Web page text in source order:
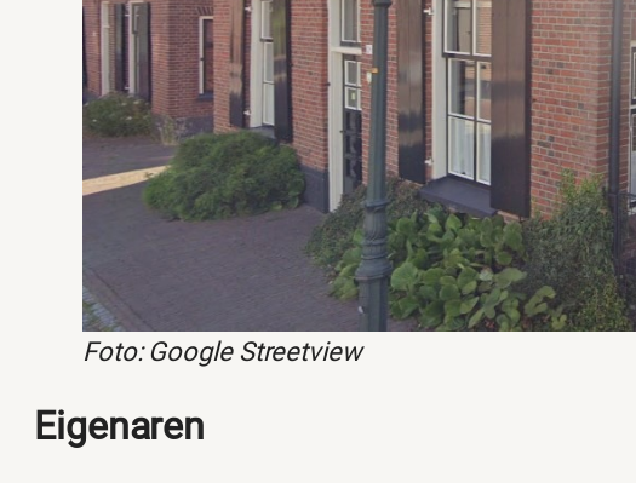
Foto: Google Streetview
Eigenaren